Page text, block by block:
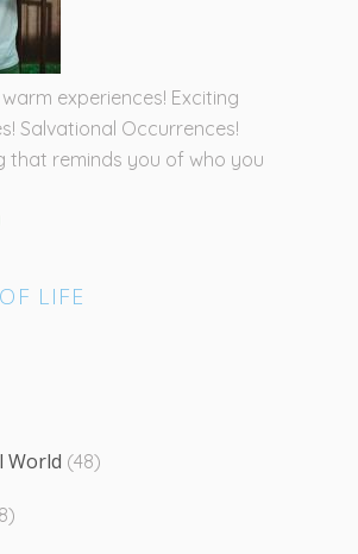
experiences! Exciting
Salvational Occurrences!
that reminds you of who you
LIFE
World (48)